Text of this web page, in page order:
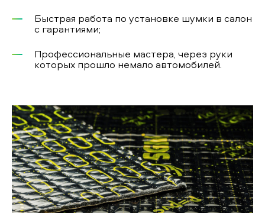
Быстрая работа по установке шумки в салон
с гарантиями;
Профессиональные мастера, через руки
которых прошло немало автомобилей.